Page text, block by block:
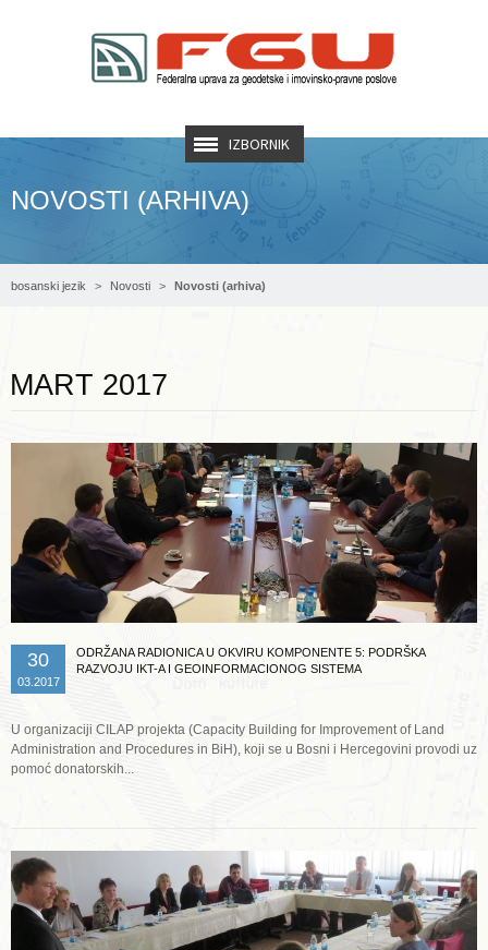
IZBORNIK
NOVOSTI (ARHIVA)
bosanski jezik Novosti Novosti (arhiva)
MART 2017
30
03.2017
ODRŽANA RADIONICA U OKVIRU KOMPONENTE 5: PODRŠKA
RAZVOJU IKT-A I GEOINFORMACIONOG SISTEMA
U organizaciji CILAP projekta (Capacity Building for Improvement of Land
Administration and Procedures in BiH), koji se u Bosni i Hercegovini provodi uz
pomoć donatorskih...